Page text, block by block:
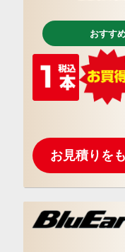
おすす
お見積りを